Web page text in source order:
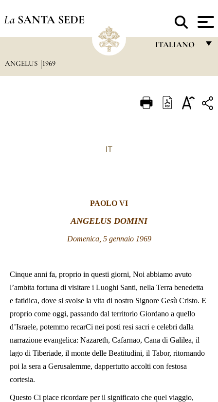
La SANTA SEDE
ITALIANO
ITALIANO
ANGELUS 1969
IT
PAOLO VI
ANGELUS DOMINI
Domenica, 5 gennaio 1969
Cinque anni fa, proprio in questi giorni, Noi abbiamo avuto
l’ambita fortuna di visitare i Luoghi Santi, nella Terra benedetta
e fatidica, dove si svolse la vita di nostro Signore Gesù Cristo. E
proprio come oggi, passando dal territorio Giordano a quello
d’Israele, potemmo recarCi nei posti resi sacri e celebri dalla
narrazione evangelica: Nazareth, Cafarnao, Cana di Galilea, il
lago di Tiberiade, il monte delle Beatitudini, il Tabor, ritornando
poi la sera a Gerusalemme, dappertutto accolti con festosa
cortesia.
Questo Ci piace ricordare per il significato che quel viaggio,